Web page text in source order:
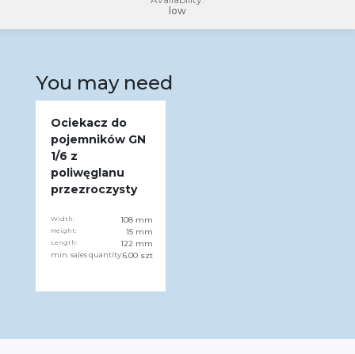
low
You may need
Ociekacz do
pojemników GN
1/6 z
poliwęglanu
przezroczysty
Width: 108 mm
Height: 15 mm
Length: 122 mm
min. sales quantity:6.00 szt